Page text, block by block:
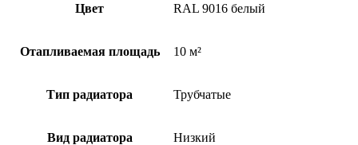
Цвет RAL 9016 белый
Отапливаемая площадь 10 м²
Тип радиатора Трубчатые
Вид радиатора Низкий